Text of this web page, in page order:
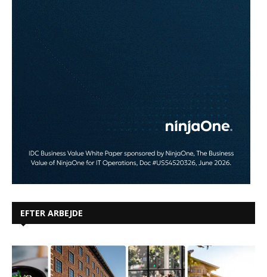
EFTER ARBEJDE